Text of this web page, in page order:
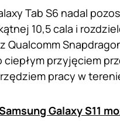
Tab S6 nadal
10,5 cala i
Qualcomm
ciepłym przyjęciem
pracy w
Galaxy S11